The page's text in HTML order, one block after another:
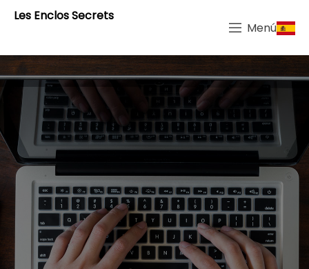
Les Enclos Secrets
Menú